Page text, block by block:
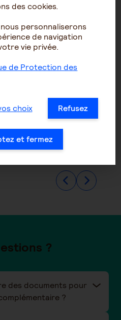
Toutes les
question sur le
retraite
En savoir plus
?
des documents pour
?
des cookies.
personnaliserons
de navigation
vie privée.
de Protection des
choix Refusez
et fermez